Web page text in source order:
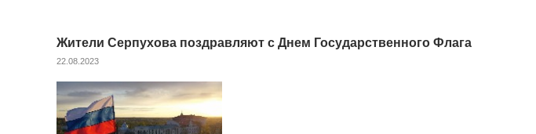
Жители Серпухова поздравляют с Днем Государственного Флага
22.08.2023